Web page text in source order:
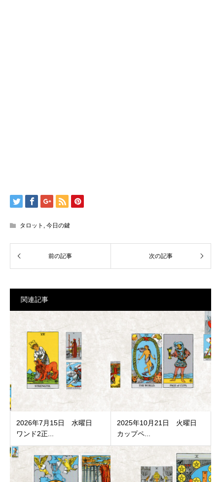
タロット 今日の鍵
関連記事
2026年7月15日 水曜日
ワンド2正...
2025年10月21日 火曜日
カップペ...